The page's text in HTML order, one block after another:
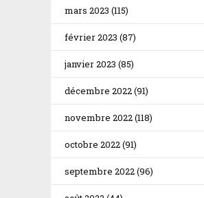
mars 2023 (115)
février 2023 (87)
janvier 2023 (85)
décembre 2022(91)
novembre 2022(118)
octobre 2022(91)
septembre 2022(96)